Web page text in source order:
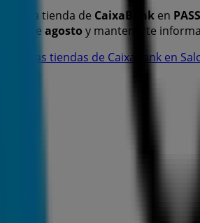
la tienda de CaixaBank en
ti este agosto y mantenerte
Ver otras tiendas de CaixaBank en